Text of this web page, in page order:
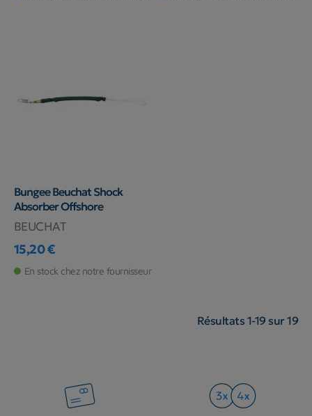
Bungee Beuchat Shock
Absorber Offshore
BEUCHAT
Prix
15,20 €
En stock chez notre fournisseur
Résultats 1-19 sur 19